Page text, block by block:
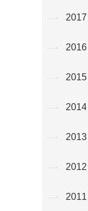
2017
2016
2015
2014
2013
2012
2011